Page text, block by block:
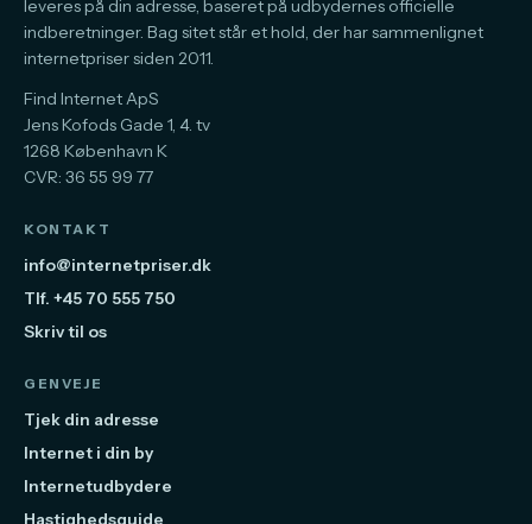
leveres på din adresse, baseret på udbydernes officielle
indberetninger. Bag sitet står et hold, der har sammenlignet
internetpriser siden 2011.
Find Internet ApS
Jens Kofods Gade 1, 4. tv
1268 København K
CVR: 36 55 99 77
KONTAKT
info@internetpriser.dk
Tlf. +45 70 555 750
Skriv til os
GENVEJE
Tjek din adresse
Internet i din by
Internetudbydere
Hastighedsguide